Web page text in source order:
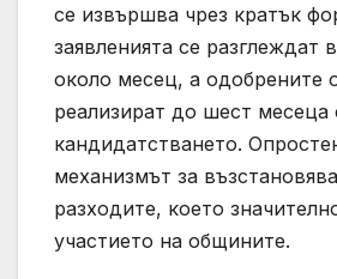
се извършва чрез кратък
заявленията се разглеждат
около месец, а одобрените
реализират до шест месеца
кандидатстването.
механизмът за
разходите, което
участието на общините.